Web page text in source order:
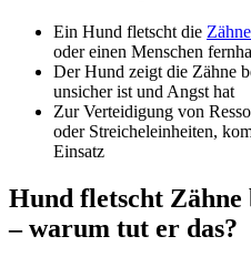
Ein Hund fletscht die Zähne
oder einen Menschen
Der Hund zeigt die Zähne
unsicher ist und Angst hat
Zur Verteidigung von
oder Streicheleinheiten,
Einsatz
Hund fletscht Zähne
– warum tut er das?